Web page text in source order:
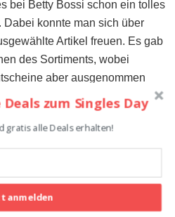
bei Betty Bossi schon ein tolles
konnte man sich über
Artikel freuen. Es gab
des Sortiments, wobei
aber ausgenommen
Bossi Sortiment
Kommentare Vor 4 Jahren
zum Singles Day
gratis alle Deals erhalten!
anmelden